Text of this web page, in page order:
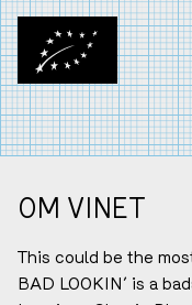
OM VINET
This could be the
BAD LOOKIN’ is a